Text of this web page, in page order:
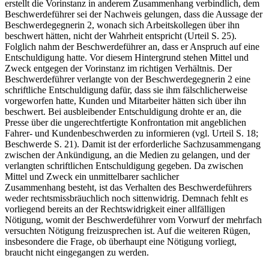
erstellt die Vorinstanz in anderem Zusammenhang verbindlich, dem
Beschwerdeführer sei der Nachweis gelungen, dass die Aussage der
Beschwerdegegnerin 2, wonach sich Arbeitskollegen über ihn
beschwert hätten, nicht der Wahrheit entspricht (Urteil S. 25).
Folglich nahm der Beschwerdeführer an, dass er Anspruch auf eine
Entschuldigung hatte. Vor diesem Hintergrund stehen Mittel und
Zweck entgegen der Vorinstanz im richtigen Verhältnis. Der
Beschwerdeführer verlangte von der Beschwerdegegnerin 2 eine
schriftliche Entschuldigung dafür, dass sie ihm fälschlicherweise
vorgeworfen hatte, Kunden und Mitarbeiter hätten sich über ihn
beschwert. Bei ausbleibender Entschuldigung drohte er an, die
Presse über die ungerechtfertigte Konfrontation mit angeblichen
Fahrer- und Kundenbeschwerden zu informieren (vgl. Urteil S. 18;
Beschwerde S. 21). Damit ist der erforderliche Sachzusammengang
zwischen der Ankündigung, an die Medien zu gelangen, und der
verlangten schriftlichen Entschuldigung gegeben. Da zwischen
Mittel und Zweck ein unmittelbarer sachlicher
Zusammenhang besteht, ist das Verhalten des Beschwerdeführers
weder rechtsmissbräuchlich noch sittenwidrig. Demnach fehlt es
vorliegend bereits an der Rechtswidrigkeit einer allfälligen
Nötigung, womit der Beschwerdeführer vom Vorwurf der mehrfach
versuchten Nötigung freizusprechen ist. Auf die weiteren Rügen,
insbesondere die Frage, ob überhaupt eine Nötigung vorliegt,
braucht nicht eingegangen zu werden.